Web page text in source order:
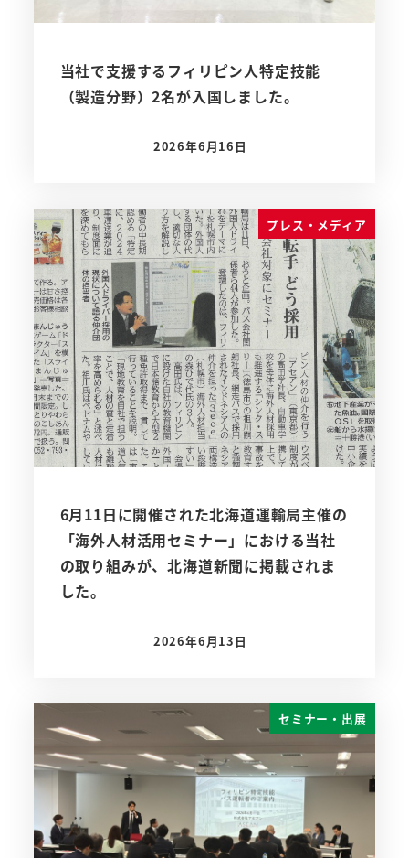
当社で支援するフィリピン人特定技能
（製造分野）2名が入国しました。
投稿日
2026年6月16日
プレス・メディア
6月11日に開催された北海道運輸局主催の
「海外人材活用セミナー」における当社
の取り組みが、北海道新聞に掲載されま
した。
投稿日
2026年6月13日
セミナー・出展